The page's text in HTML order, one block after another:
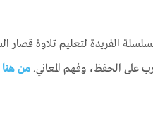
الفريدة لتعليم تلاوة قصار
على الحفظ، وفهم المعاني.من هنا